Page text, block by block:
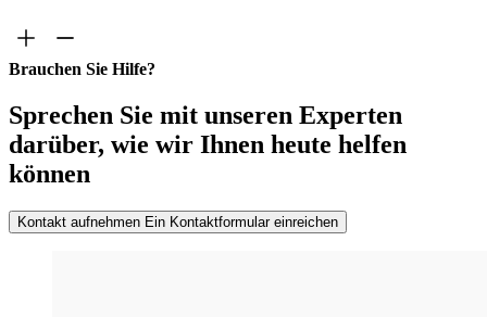
Brauchen Sie Hilfe?
Sprechen Sie mit unseren Experten
darüber, wie wir Ihnen heute helfen
können
Kontakt aufnehmen Ein Kontaktformular einreichen